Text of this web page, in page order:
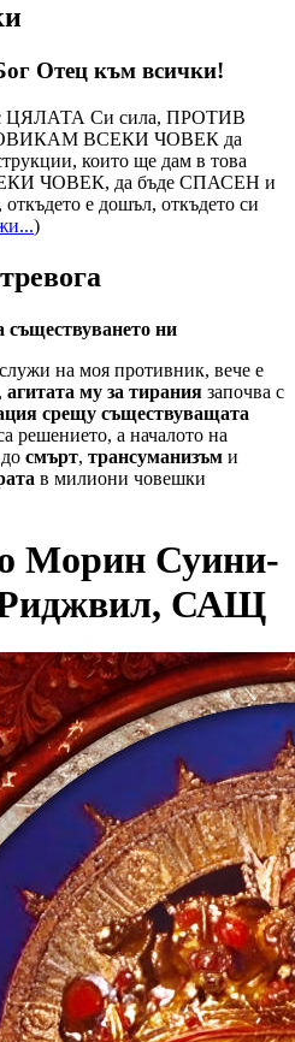
Отец към всички!
с ЦЯЛАТА Си сила, ПРОТИВ
ПОВИКАМ ВСЕКИ ЧОВЕК да
които ще дам в това
ЧОВЕК, да бъде СПАСЕН и
е дошъл, откъдето си
)
ни
на моя противник, вече е
агитата му за тирания започва с
срещу съществуващата
решението, а началото на
смърт, трансуманизъм и
в милиони човешки
Морин Суини-
САЩ